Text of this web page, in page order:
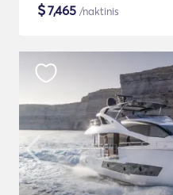
$7,465 /naktinis